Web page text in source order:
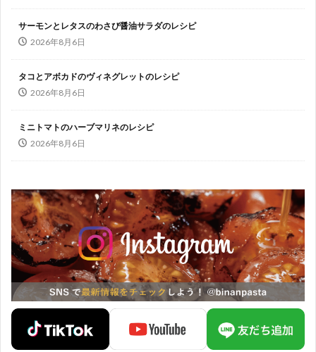
サーモンとレタスのわさび醤油サラダのレシピ
2026年8月6日
タコとアボカドのヴィネグレットのレシピ
2026年8月6日
ミニトマトのハーブマリネのレシピ
2026年8月6日